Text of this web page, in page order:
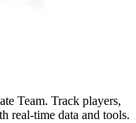
Team. Track players,
real-time data and tools.